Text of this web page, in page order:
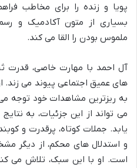
پویا و زنده را برای مخاطب
بسیاری از متون آکادمیک و
ملموس بودن را القا می کند.
آل احمد با مهارت خاصی، قدرت
های عمیق اجتماعی پیوند می زند.
به ریزترین مشاهدات خود توجه
می تواند از این جزئیات، به
یابد. جملات کوتاه، پرقدرت و
و استدلال های محکم، از دیگر
است. او با این سبک، تلاش می